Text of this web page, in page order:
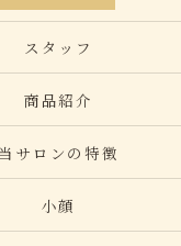
スタッフ
商品紹介
当サロンの特徴
小顔